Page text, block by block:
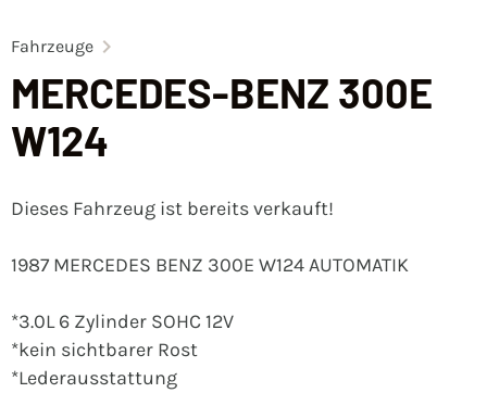
Fahrzeuge
MERCEDES-BENZ 300E
W124
Dieses Fahrzeug ist bereits verkauft!
1987 MERCEDES BENZ 300E W124 AUTOMATIK
*3.0L 6 Zylinder SOHC 12V
*kein sichtbarer Rost
*Lederausstattung